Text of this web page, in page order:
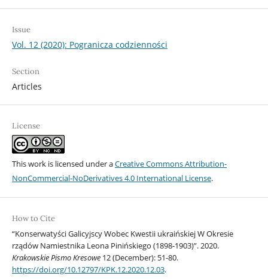
Issue
Vol. 12 (2020): Pogranicza codzienności
Section
Articles
License
This work is licensed under aCreative Commons Attribution-
NonCommercial-NoDerivatives 4.0 International License.
How to Cite
“Konserwatyści Galicyjscy Wobec Kwestii ukraińskiej W Okresie
rządów Namiestnika Leona Pinińskiego (1898-1903)”. 2020.
Krakowskie Pismo Kresowe12 (December): 51-80.
https://doi.org/10.12797/KPK.12.2020.12.03.